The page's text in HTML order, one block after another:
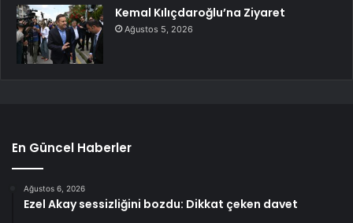
Kemal Kılıçdaroğlu’na Ziyaret
Ağustos 5, 2026
En Güncel Haberler
Ağustos 6, 2026
Ezel Akay sessizliğini bozdu: Dikkat çeken davet